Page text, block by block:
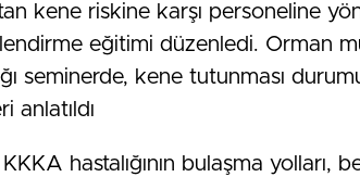
kene riskine karşı personeline
eğitimi düzenledi. Orman
seminerde, kene tutunması
anlatıldı
hastalığının bulaşma yolları,